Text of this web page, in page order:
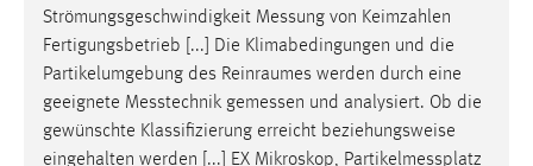
Strömungsgeschwindigkeit Messung von Keimzahlen
Fertigungsbetrieb [...] Die Klimabedingungen und die
Partikelumgebung des Reinraumes werden durch eine
geeignete Messtechnik gemessen und analysiert. Ob die
gewünschte Klassifizierung erreicht beziehungsweise
eingehalten werden [...] EX Mikroskop, Partikelmessplatz